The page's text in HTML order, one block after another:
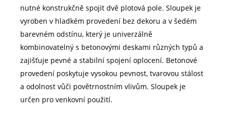
nutné konstrukčně spojit dvě plotová pole. Sloupek je
vyroben v hladkém provedení bez dekoru a v šedém
barevném odstínu, který je univerzálně
kombinovatelný s betonovými deskami různých typů a
zajišťuje pevné a stabilní spojení oplocení. Betonové
provedení poskytuje vysokou pevnost, tvarovou stálost
a odolnost vůči povětrnostním vlivům. Sloupek je
určen pro venkovní použití.